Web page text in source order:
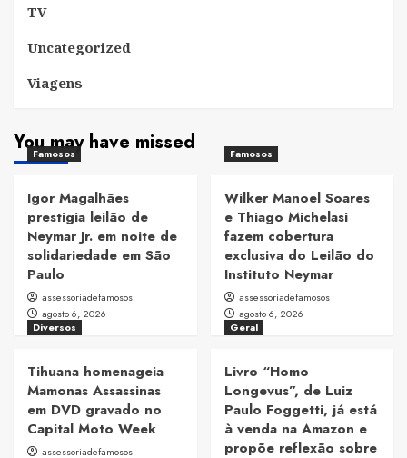
TV
Uncategorized
Viagens
You may have missed
Famosos
Igor Magalhães
prestigia leilão de
Neymar Jr. em noite de
solidariedade em São
Paulo
assessoriadefamosos
agosto 6, 2026
Famosos
Wilker Manoel Soares
e Thiago Michelasi
fazem cobertura
exclusiva do Leilão do
Instituto Neymar
assessoriadefamosos
agosto 6, 2026
Diversos
Tihuana homenageia
Mamonas Assassinas
em DVD gravado no
Capital Moto Week
assessoriadefamosos
Geral
Livro “Homo
Longevus”, de Luiz
Paulo Foggetti, já está
à venda na Amazon e
propõe reflexão sobre